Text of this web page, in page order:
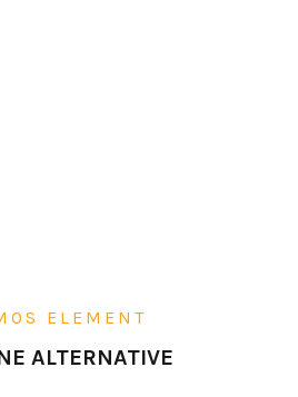
ELEMENT
ALTERNATIVE